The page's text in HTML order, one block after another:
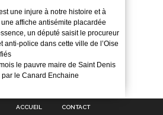
une injure à notre histoire et à
affiche antisémite placardée
un député saisit le procureur
anti-police dans cette ville de l’Oise
le pauvre maire de Saint Denis
le Canard Enchaine
ACCUEIL CONTACT